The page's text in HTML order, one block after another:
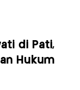
di Pati,
Hukum